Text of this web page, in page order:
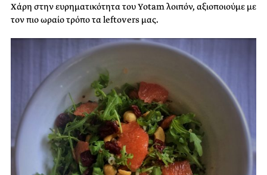
Χάρη στην ευρηματικότητα του Yotam λοιπόν, αξιοποιούμε με
τον πιο ωραίο τρόπο τα leftovers μας.